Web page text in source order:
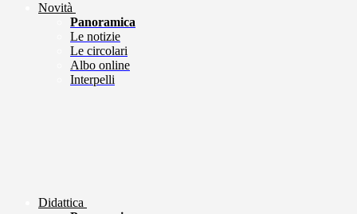
Novità
Panoramica
Le notizie
Le circolari
Albo online
Interpelli
Didattica